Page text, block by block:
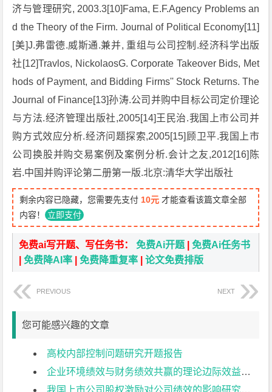
济与管理研究, 2003.3[10]Fama, E.F.Agency Problems an
d the Theory of the Firm. Journal of Political Economy[11]
[美]J.弗雷德.威斯通.兼并, 重组与公司控制.经济科学出版
社[12]Travlos, NickolaosG. Corporate Takeover Bids, Met
hods of Payment, and Bidding Firms'' Stock Returns. The
Journal of Finance[13]孙涛.公司并购中目标公司定价理论
与方法.经济管理出版社,2005[14]王民治.我国上市公司并
购方式效应分析.经济问题探索,2005[15]顾卫平.我国上市
公司换股并购交易案例及案例分析.会计之友,2012[16]陈
岩.中国并购评论第二册第一版.北京:清华大学出版社
剩余内容已隐藏，您需要先支付 10元 才能查看该篇文章全部
内容！ 立即支付
免费ai写开题、写任务书：免费Ai开题 |免费Ai任务书
|免费降AI率 |免费降重复率 |论文免费排版
PREVIOUS NEXT
您可能感兴趣的文章
高校内部控制问题研究开题报告
企业环境绩效与财务绩效共赢的理论边际效益研究开题报告
我国上市公司股权激励对公司绩效的影响研究开题报告